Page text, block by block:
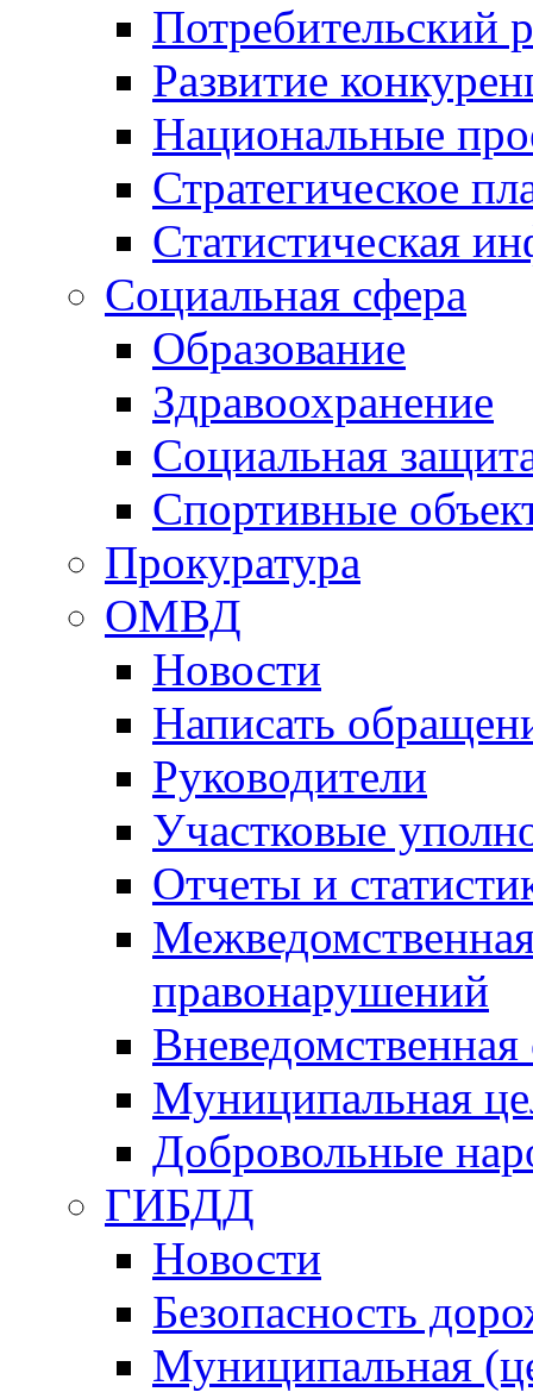
Потребительский
Развитие
Национальные
Стратегическое
Статистическая
Социальная сфера
Образование
Здравоохранение
Социальная
Спортивные
Прокуратура
ОМВД
Новости
Написать
Руководители
Участковые
Отчеты и
правонарушений
Вневедомственная
Муниципальная
Добровольные
ГИБДД
Новости
Безопасность
Муниципальная